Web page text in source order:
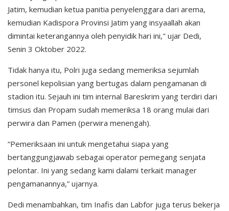
Jatim, kemudian ketua panitia penyelenggara dari arema,
kemudian Kadispora Provinsi Jatim yang insyaallah akan
dimintai keterangannya oleh penyidik hari ini," ujar Dedi,
Senin 3 Oktober 2022.
Tidak hanya itu, Polri juga sedang memeriksa sejumlah
personel kepolisian yang bertugas dalam pengamanan di
stadion itu. Sejauh ini tim internal Bareskrim yang terdiri dari
timsus dan Propam sudah memeriksa 18 orang mulai dari
perwira dan Pamen (perwira menengah).
“Pemeriksaan ini untuk mengetahui siapa yang
bertanggungjawab sebagai operator pemegang senjata
pelontar. Ini yang sedang kami dalami terkait manager
pengamanannya,” ujarnya.
Dedi menambahkan, tim Inafis dan Labfor juga terus bekerja